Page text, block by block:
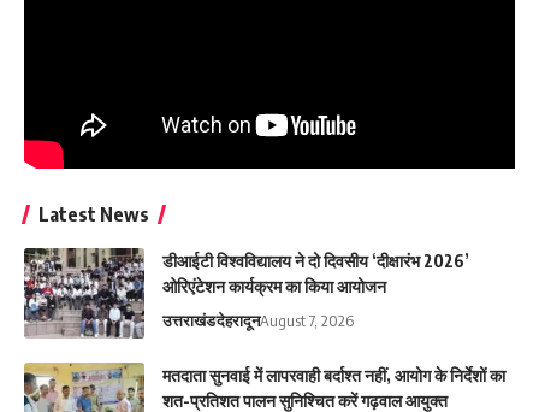
Latest News
डीआईटी विश्वविद्यालय ने दो दिवसीय ‘दीक्षारंभ 2026’
ओरिएंटेशन कार्यक्रम का किया आयोजन
उत्तराखंडदेहरादूनAugust 7, 2026
मतदाता सुनवाई में लापरवाही बर्दाश्त नहीं, आयोग के निर्देशों का
शत-प्रतिशत पालन सुनिश्चित करें गढ़वाल आयुक्त